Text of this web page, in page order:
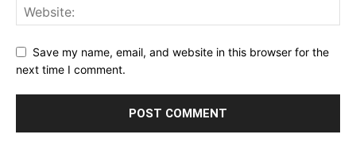
Save my name, email, and website in this browser for the
next time I comment.